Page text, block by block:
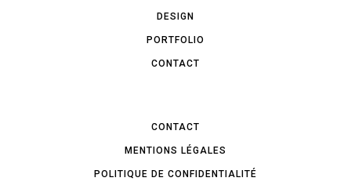
DESIGN
PORTFOLIO
CONTACT
CONTACT
MENTIONS LÉGALES
POLITIQUE DE CONFIDENTIALITÉ